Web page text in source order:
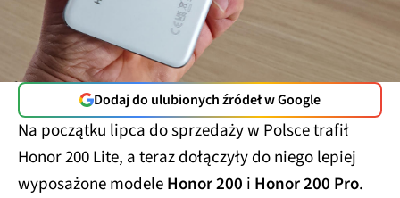
Dodaj do ulubionych źródeł w Google
Na początku lipca do sprzedaży w Polsce trafił
Honor 200 Lite, a teraz dołączyły do niego lepiej
wyposażone modeleHonor 200 i Honor 200 Pro.